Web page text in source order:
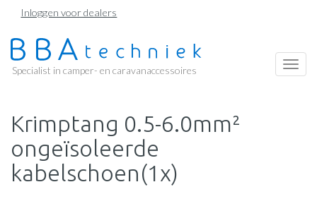
Overslaan
naar
de
Inloggen voor dealers
Specialist in camper- en caravanaccessoires
Krimptang 0.5-6.0mm²
ongeïsoleerde
kabelschoen(1x)